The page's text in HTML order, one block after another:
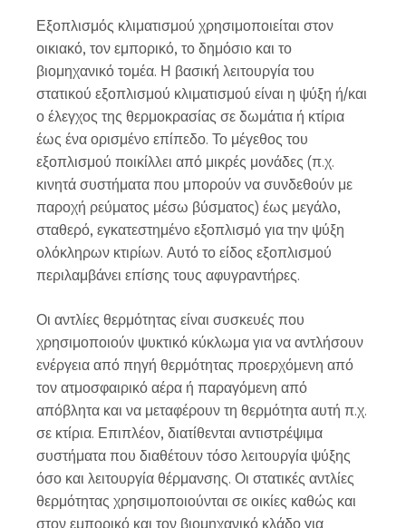
Εξοπλισμός κλιματισμού χρησιμοποιείται στον
οικιακό, τον εμπορικό, το δημόσιο και το
βιομηχανικό τομέα. Η βασική λειτουργία του
στατικού εξοπλισμού κλιματισμού είναι η ψύξη ή/και
ο έλεγχος της θερμοκρασίας σε δωμάτια ή κτίρια
έως ένα ορισμένο επίπεδο. Το μέγεθος του
εξοπλισμού ποικίλλει από μικρές μονάδες (π.χ.
κινητά συστήματα που μπορούν να συνδεθούν με
παροχή ρεύματος μέσω βύσματος) έως μεγάλο,
σταθερό, εγκατεστημένο εξοπλισμό για την ψύξη
ολόκληρων κτιρίων. Αυτό το είδος εξοπλισμού
περιλαμβάνει επίσης τους αφυγραντήρες.
Οι αντλίες θερμότητας είναι συσκευές που
χρησιμοποιούν ψυκτικό κύκλωμα για να αντλήσουν
ενέργεια από πηγή θερμότητας προερχόμενη από
τον ατμοσφαιρικό αέρα ή παραγόμενη από
απόβλητα και να μεταφέρουν τη θερμότητα αυτή π.χ.
σε κτίρια. Επιπλέον, διατίθενται αντιστρέψιμα
συστήματα που διαθέτουν τόσο λειτουργία ψύξης
όσο και λειτουργία θέρμανσης. Οι στατικές αντλίες
θερμότητας χρησιμοποιούνται σε οικίες καθώς και
στον εμπορικό και τον βιομηχανικό κλάδο για